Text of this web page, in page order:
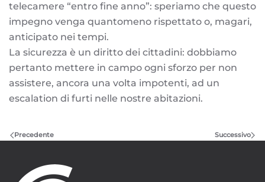
telecamere “entro fine anno”: speriamo che questo
impegno venga quantomeno rispettato o, magari,
anticipato nei tempi.
La sicurezza è un diritto dei cittadini: dobbiamo
pertanto mettere in campo ogni sforzo per non
assistere, ancora una volta impotenti, ad un
escalation di furti nelle nostre abitazioni.
Precedente Successivo